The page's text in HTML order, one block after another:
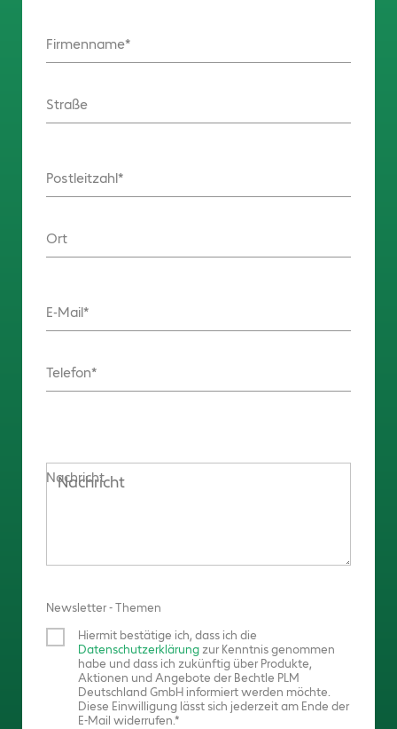
Firmenname
Straße
Postleitzahl
Ort
E-Mail
Telefon
Nachricht
Newsletter - Themen
Hiermit bestätige ich, dass ich die
Datenschutzerklärungzur Kenntnis genommen
habe und dass ich zukünftig über Produkte,
Aktionen und Angebote der Bechtle PLM
Deutschland GmbH informiert werden möchte.
Diese Einwilligung lässt sich jederzeit am Ende der
E-Mail widerrufen.